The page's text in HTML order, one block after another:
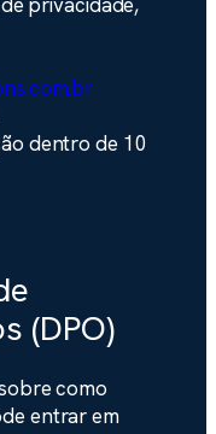
dentro de 10
(DPO)
como
entrar em